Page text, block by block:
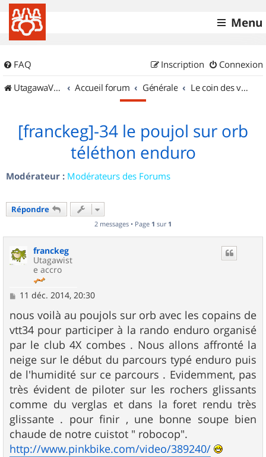
Menu
FAQ Connexion
Inscription
UtagawaVTT (Randos VTT et VTTAE avec traces GPS)
Accueil forum Générale Le coin des vidéastes
[franckeg]-34 le poujol sur orb
téléthon enduro
Modérateur : Modérateurs des Forums
Répondre
2 messages • Page 1 sur 1
franckeg
Utagawist
e accro
M
s
s
a
g
e
11 déc. 2014, 20:30
nous voilà au poujols sur orb avec les copains de
vtt34 pour participer à la rando enduro organisé
par le club 4X combes . Nous allons affronté la
neige sur le début du parcours typé enduro puis
de l'humidité sur ce parcours . Evidemment, pas
très évident de piloter sur les rochers glissants
comme du verglas et dans la foret rendu très
glissante . pour finir , une bonne soupe bien
chaude de notre cuistot " robocop".
http://www.pinkbike.com/video/389240/